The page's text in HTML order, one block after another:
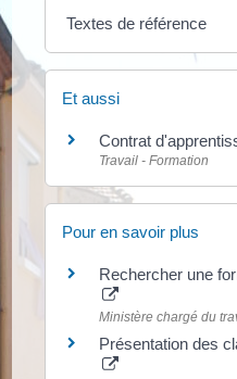
Textes de référence
Et aussi
Contrat
Travail - Formation
Pour en savoir plus
Rechercher une
Ministère chargé du
Présentation des